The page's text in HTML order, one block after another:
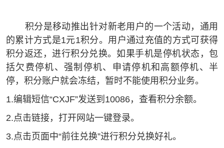
积分是移动推出针对新老用户的一个活动，通用
的累计方式是1元1积分。用户通过充值的方式可获得
积分返还，进行积分兑换。如果手机是停机状态，包
括欠费停机、强制停机、申请停机和高额停机、半
停，积分账户就会冻结，暂时不能使用积分业务。
1.编辑短信“CXJF”发送到10086，查看积分余额。
2.点击链接，打开网站一键登录。
3.点击页面中“前往兑换”进行积分兑换好礼。